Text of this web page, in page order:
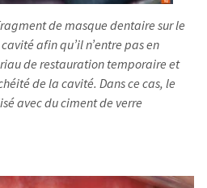
de masque dentaire sur le
afin qu’il n’entre pas en
de restauration temporaire et
de la cavité. Dans ce cas, le
avec du ciment de verre